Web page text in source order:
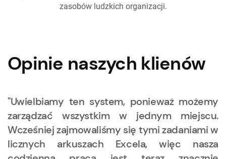
zasobów ludzkich organizacji.
Opinie naszych klienów
"Uwielbiamy ten system, ponieważ możemy
zarządzać wszystkim w jednym miejscu.
Wcześniej zajmowaliśmy się tymi zadaniami w
licznych arkuszach Excela, więc nasza